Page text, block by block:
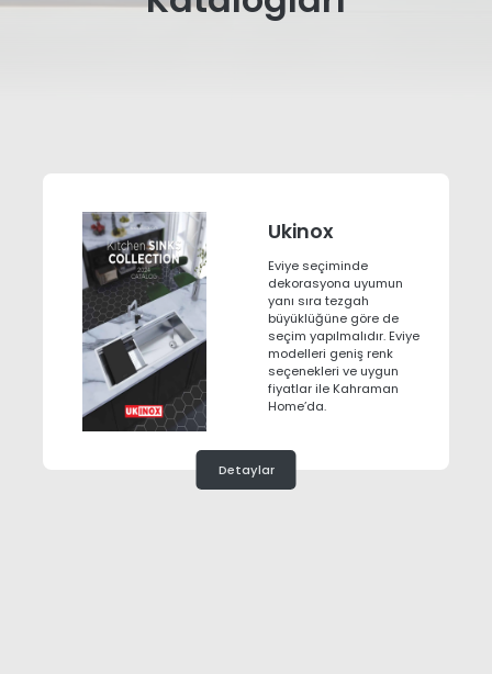
Ukinox
Eviye seçiminde
dekorasyona uyumun
yanı sıra tezgah
büyüklüğüne göre de
seçim yapılmalıdır. Eviye
modelleri geniş renk
seçenekleri ve uygun
fiyatlar ile Kahraman
Home’da.
Detaylar